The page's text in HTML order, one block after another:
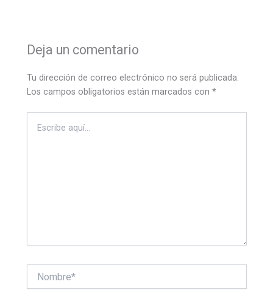
Deja un comentario
Tu dirección de correo electrónico no será publicada.
Los campos obligatorios están marcados con *
aquí...